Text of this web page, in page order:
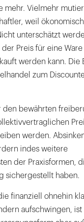
mehr. Vielmehr
weil
unterschätzt
Preis für eine
werden kann. Die
zum
bewährten
werden.
indes weitere
der Praxisformen,
sichergestellt haben.
finanziell ohnehin
aufschwingen,